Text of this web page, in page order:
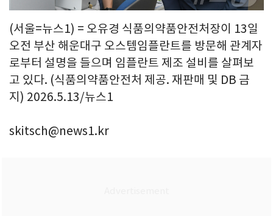
(서울=뉴스1) = 오유경 식품의약품안전처장이 13일
오전 부산 해운대구 오스템임플란트를 방문해 관계자
로부터 설명을 들으며 임플란트 제조 설비를 살펴보
고 있다. (식품의약품안전처 제공. 재판매 및 DB 금
지) 2026.5.13/뉴스1
skitsch@news1.kr